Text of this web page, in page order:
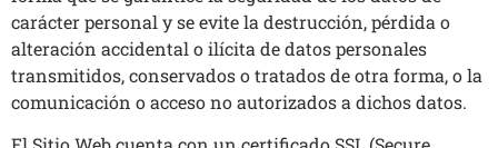
carácter personal y se evite la destrucción, pérdida o
alteración accidental o ilícita de datos personales
transmitidos, conservados o tratados de otra forma, o la
comunicación o acceso no autorizados a dichos datos.